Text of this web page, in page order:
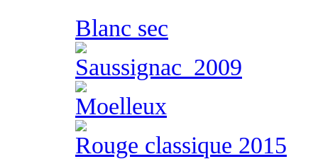
Blanc sec
Saussignac_2009
Moelleux
Rouge classique 2015